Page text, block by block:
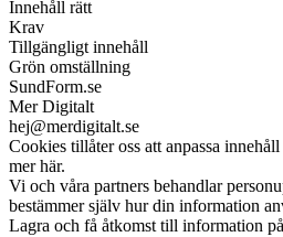
Innehåll rätt
Krav
Tillgängligt innehåll
Grön omställning
SundForm.se
Mer Digitalt
hej@merdigitalt.se
Cookies tillåter oss att anpassa
mer här.
Vi och våra partners behandlar
bestämmer själv hur din information
Lagra och få åtkomst till information